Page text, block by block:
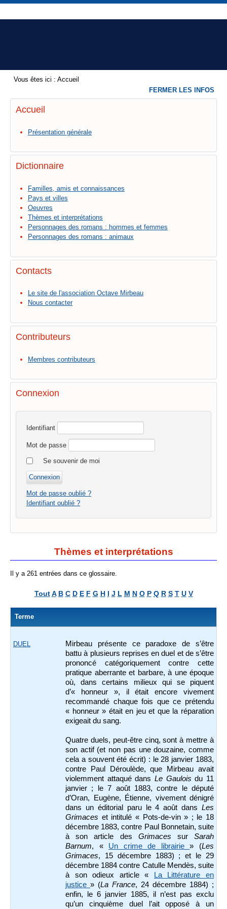
Vous êtes ici : Accueil
Accueil
Présentation générale
Dictionnaire
Familles, amis et connaissances
Pays et villes
Oeuvres
Thèmes et interprétations
Personnages des romans : hommes et femmes
Personnages des romans : animaux
Contacts
Le site de l'association Octave Mirbeau
Nous contacter
Contributeurs
Membres contributeurs
Connexion
Identifiant
Mot de passe
Se souvenir de moi
Mot de passe oublié ?
Identifiant oublié ?
Thèmes et interprétations
Il y a 261 entrées dans ce glossaire.
Tout A B C D E F G H I J L M N O P Q R S T U V
Terme
DUEL
Mirbeau présente ce paradoxe de s’être
battu à plusieurs reprises en duel et de s’être
prononcé catégoriquement contre cette
pratique aberrante et barbare, à une époque
où, dans certains milieux qui se piquent
d’« honneur », il était encore vivement
recommandé chaque fois que ce prétendu
« honneur » était en jeu et que la réparation
exigeait du sang.
Quatre duels, peut-être cinq, sont à mettre à
son actif (et non pas une douzaine, comme
cela a souvent été écrit) : le 28 janvier 1883,
contre Paul Déroulède, que Mirbeau avait
violemment attaqué dans Le Gaulois du 11
janvier ; le 7 août 1883, contre le député
d’Oran, Eugène, Étienne, vivement dénigré
dans un éditorial paru le 4 août dans Les
Grimaces et intitulé « Pots-de-vin » ; le 18
décembre 1883, contre Paul Bonnetain, suite
à son article des Grimaces surSarah
Barnum, « Un crime de librairie» (Les
Grimaces, 15 décembre 1883) ; et le 29
décembre 1884 contre Catulle Mendès, suite
à son odieux article «
La Littérature en
justice » (La France, 24 décembre 1884) ;
enfin, le 6 janvier 1885, il n’est pas exclu
qu’un cinquième duel l’ait opposé à un
FERMER LES INFOS